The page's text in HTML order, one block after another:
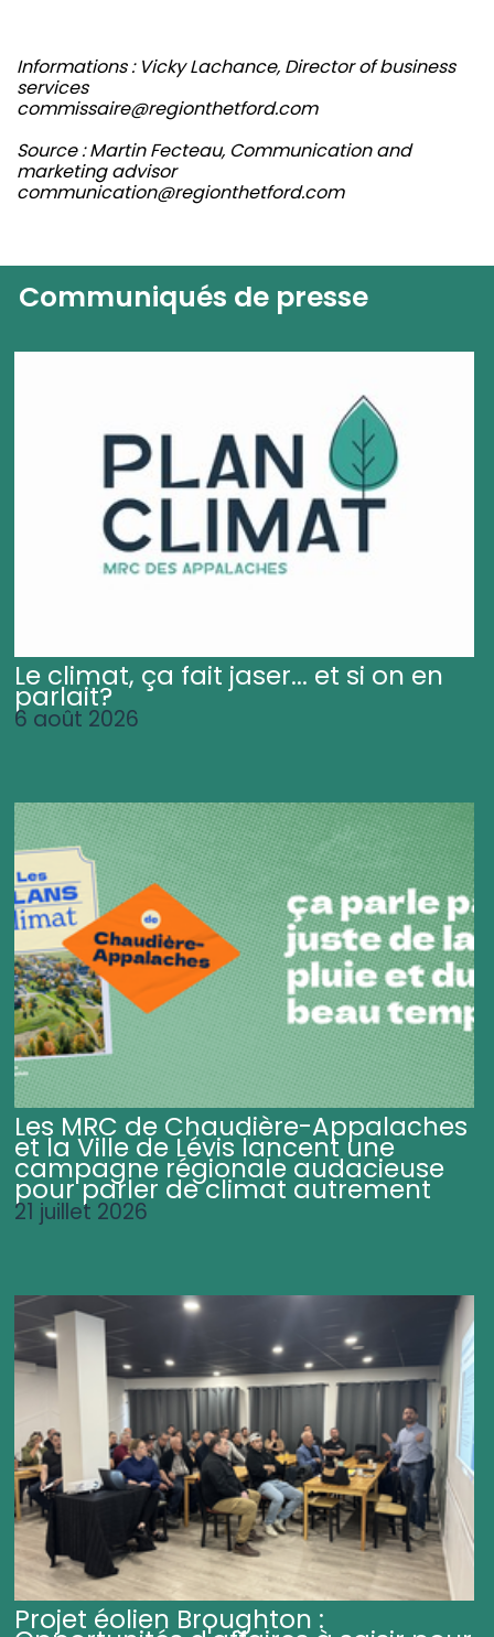
Informations : Vicky Lachance, Director of business
services
commissaire@regionthetford.com
Source : Martin Fecteau, Communication and
marketing advisor
communication@regionthetford.com
Communiqués de presse
Le climat, ça fait jaser... et si on en
parlait?
6 août 2026
Les MRC de Chaudière-Appalaches
et la Ville de Lévis lancent une
campagne régionale audacieuse
pour parler de climat autrement
21 juillet 2026
Projet éolien Broughton :